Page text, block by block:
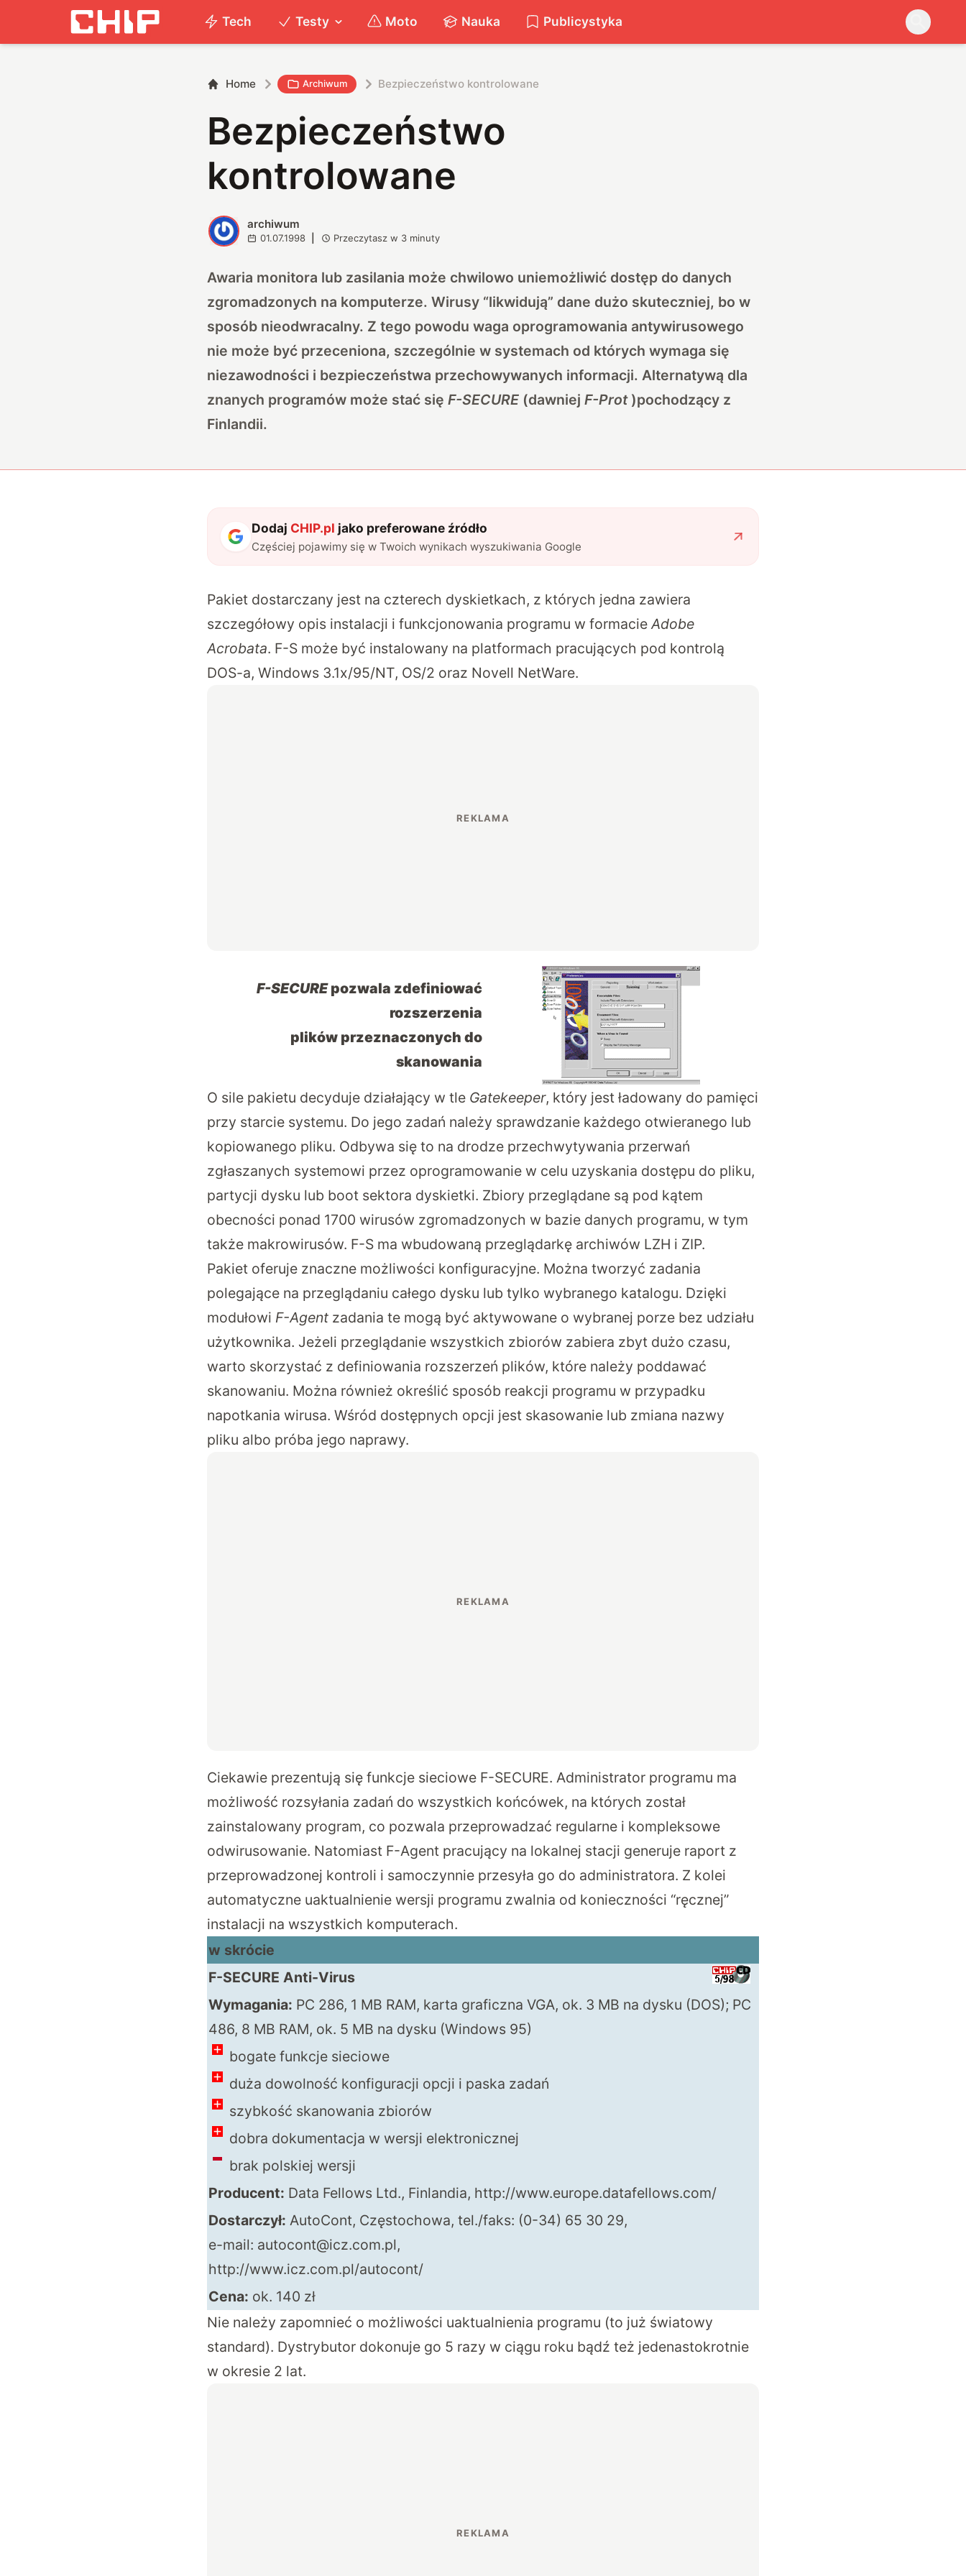
Tech Testy Moto Nauka Publicystyka
Home Archiwum Bezpieczeństwo kontrolowane
Bezpieczeństwo
kontrolowane
A archiwum
01.07.1998 Przeczytasz w 3 minuty
Awaria monitora lub zasilania może chwilowo uniemożliwić dostęp do danych
zgromadzonych na komputerze. Wirusy “likwidują” dane dużo skuteczniej, bo w
sposób nieodwracalny. Z tego powodu waga oprogramowania antywirusowego
nie może być przeceniona, szczególnie w systemach od których wymaga się
niezawodności i bezpieczeństwa przechowywanych informacji. Alternatywą dla
znanych programów może stać się F-SECURE (dawniej F-Prot)pochodzący z
Finlandii.
Dodaj CHIP.pl jako preferowane źródło
Częściej pojawimy się w Twoich wynikach wyszukiwania Google
Pakiet dostarczany jest na czterech dyskietkach, z których jedna zawiera
szczegółowy opis instalacji i funkcjonowania programu w formacieAdobe
Acrobata. F-S może być instalowany na platformach pracujących pod kontrolą
DOS-a, Windows 3.1x/95/NT, OS/2 oraz Novell NetWare.
F-SECUREpozwala zdefiniować
rozszerzenia
plików przeznaczonych do
skanowania
O sile pakietu decyduje działający w tle Gatekeeper, który jest ładowany do pamięci
przy starcie systemu. Do jego zadań należy sprawdzanie każdego otwieranego lub
kopiowanego pliku. Odbywa się to na drodze przechwytywania przerwań
zgłaszanych systemowi przez oprogramowanie w celu uzyskania dostępu do pliku,
partycji dysku lub boot sektora dyskietki. Zbiory przeglądane są pod kątem
obecności ponad 1700 wirusów zgromadzonych w bazie danych programu, w tym
także makrowirusów. F-S ma wbudowaną przeglądarkę archiwów LZH i ZIP.
Pakiet oferuje znaczne możliwości konfiguracyjne. Można tworzyć zadania
polegające na przeglądaniu całego dysku lub tylko wybranego katalogu. Dzięki
modułowi F-Agent zadania te mogą być aktywowane o wybranej porze bez udziału
użytkownika. Jeżeli przeglądanie wszystkich zbiorów zabiera zbyt dużo czasu,
warto skorzystać z definiowania rozszerzeń plików, które należy poddawać
skanowaniu. Można również określić sposób reakcji programu w przypadku
napotkania wirusa. Wśród dostępnych opcji jest skasowanie lub zmiana nazwy
pliku albo próba jego naprawy.
Ciekawie prezentują się funkcje sieciowe F-SECURE. Administrator programu ma
możliwość rozsyłania zadań do wszystkich końcówek, na których został
zainstalowany program, co pozwala przeprowadzać regularne i kompleksowe
odwirusowanie. Natomiast F-Agent pracujący na lokalnej stacji generuje raport z
przeprowadzonej kontroli i samoczynnie przesyła go do administratora. Z kolei
automatyczne uaktualnienie wersji programu zwalnia od konieczności “ręcznej”
instalacji na wszystkich komputerach.
w skrócie
F-SECURE Anti-Virus
Wymagania: PC 286, 1 MB RAM, karta graficzna VGA, ok. 3 MB na dysku (DOS); PC
486, 8 MB RAM, ok. 5 MB na dysku (Windows 95)
bogate funkcje sieciowe
duża dowolność konfiguracji opcji i paska zadań
szybkość skanowania zbiorów
dobra dokumentacja w wersji elektronicznej
brak polskiej wersji
Producent: Data Fellows Ltd., Finlandia, http://www.europe.datafellows.com/
Dostarczył: AutoCont, Częstochowa, tel./faks: (0-34) 65 30 29,
e-mail: autocont@icz.com.pl,
http://www.icz.com.pl/autocont/
Cena: ok. 140 zł
Nie należy zapomnieć o możliwości uaktualnienia programu (to już światowy
standard). Dystrybutor dokonuje go 5 razy w ciągu roku bądź też jedenastokrotnie
w okresie 2 lat.